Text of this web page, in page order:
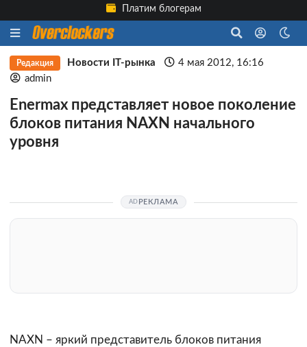
Платим блогерам
Редакция Новости IT-рынка
4 мая 2012, 16:16
admin
Enermax представляет новое поколение
блоков питания NAXN начального
уровня
РЕКЛАМА
NAXN – яркий представитель блоков питания